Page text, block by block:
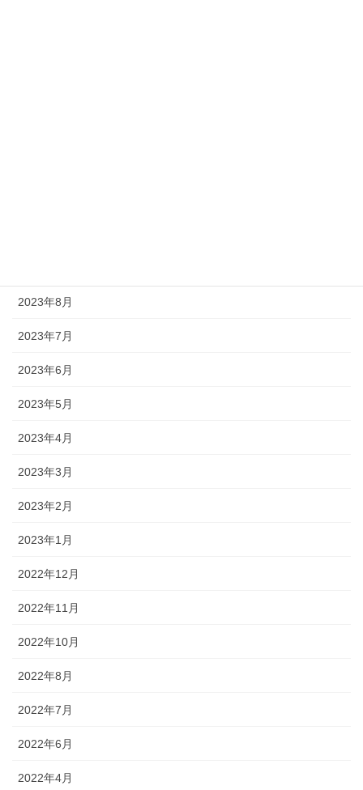
2023年8月
2023年7月
2023年6月
2023年5月
2023年4月
2023年3月
2023年2月
2023年1月
2022年12月
2022年11月
2022年10月
2022年8月
2022年7月
2022年6月
2022年4月